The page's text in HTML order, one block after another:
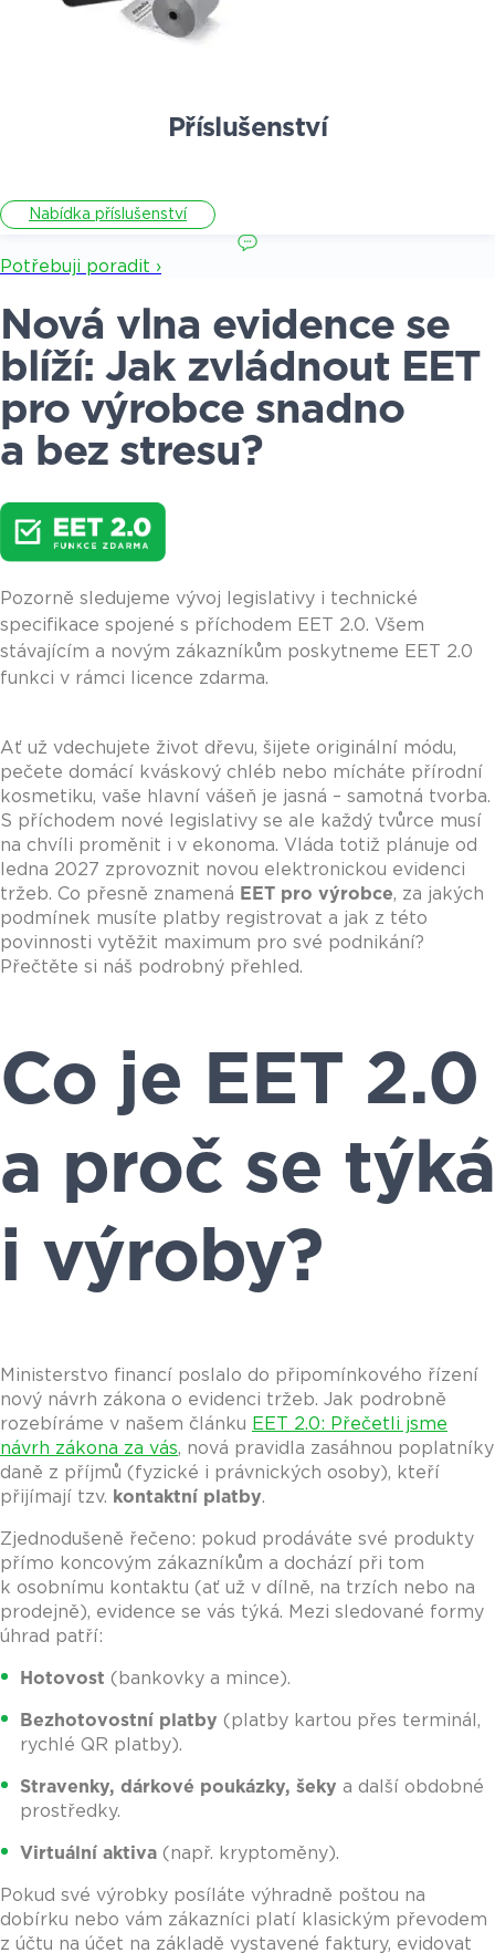
Příslušenství
Nabídka příslušenství
Potřebuji poradit ›
Nová vlna evidence se
blíží: Jak zvládnout EET
pro výrobce snadno
a bez stresu?
Pozorně sledujeme vývoj legislativy i technické
specifikace spojené s příchodem EET 2.0. Všem
stávajícím a novým zákazníkům poskytneme EET 2.0
funkci v rámci licence zdarma.
Ať už vdechujete život dřevu, šijete originální módu,
pečete domácí kváskový chléb nebo mícháte přírodní
kosmetiku, vaše hlavní vášeň je jasná – samotná tvorba.
S příchodem nové legislativy se ale každý tvůrce musí
na chvíli proměnit i v ekonoma. Vláda totiž plánuje od
ledna 2027 zprovoznit novou elektronickou evidenci
tržeb. Co přesně znamená EET pro výrobce, za jakých
podmínek musíte platby registrovat a jak z této
povinnosti vytěžit maximum pro své podnikání?
Přečtěte si náš podrobný přehled.
Co je EET 2.0
a proč se týká
i výroby?
Ministerstvo financí poslalo do připomínkového řízení
nový návrh zákona o evidenci tržeb. Jak podrobně
rozebíráme v našem článku EET 2.0: Přečetli jsme
návrh zákona za vás, nová pravidla zasáhnou poplatníky
daně z příjmů (fyzické i právnických osoby), kteří
přijímají tzv. kontaktní platby.
Zjednodušeně řečeno: pokud prodáváte své produkty
přímo koncovým zákazníkům a dochází při tom
k osobnímu kontaktu (ať už v dílně, na trzích nebo na
prodejně), evidence se vás týká. Mezi sledované formy
úhrad patří:
Hotovost (bankovky a mince).
Bezhotovostní platby (platby kartou přes terminál,
rychlé QR platby).
Stravenky, dárkové poukázky, šeky a další obdobné
prostředky.
Virtuální aktiva (např. kryptoměny).
Pokud své výrobky posíláte výhradně poštou na
dobírku nebo vám zákazníci platí klasickým převodem
z účtu na účet na základě vystavené faktury, evidovat